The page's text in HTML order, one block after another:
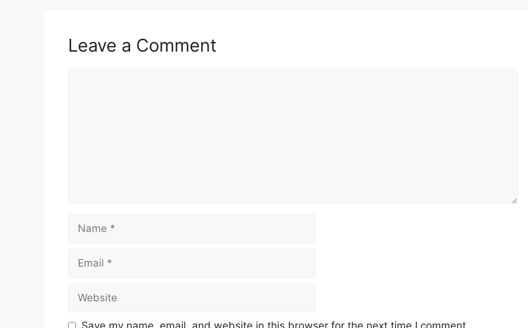
Leave a Comment
Save my name, email, and website in this browser for the next time I comment.